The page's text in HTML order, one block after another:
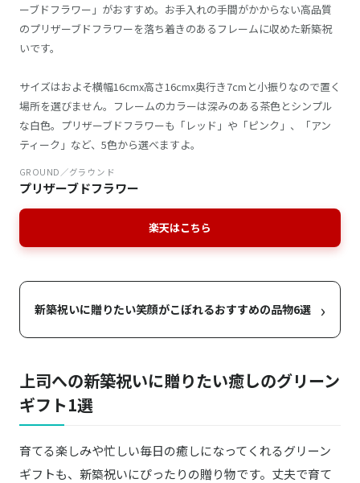
ーブドフラワー」がおすすめ。お手入れの手間がかからない高品質
のプリザーブドフラワーを落ち着きのあるフレームに収めた新築祝
いです。
サイズはおよそ横幅16cmx高さ16cmx奥行き7cmと小振りなので置く
場所を選びません。フレームのカラーは深みのある茶色とシンプル
な白色。プリザーブドフラワーも「レッド」や「ピンク」、「アン
ティーク」など、5色から選べますよ。
GROUND／グラウンド
プリザーブドフラワー
楽天はこちら
新築祝いに贈りたい笑顔がこぼれるおすすめの品物6選 ›
上司への新築祝いに贈りたい癒しのグリーン
ギフト1選
育てる楽しみや忙しい毎日の癒しになってくれるグリーン
ギフトも、新築祝いにぴったりの贈り物です。丈夫で育て